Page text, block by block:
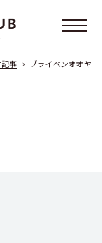
事 > ブライベンオオヤ